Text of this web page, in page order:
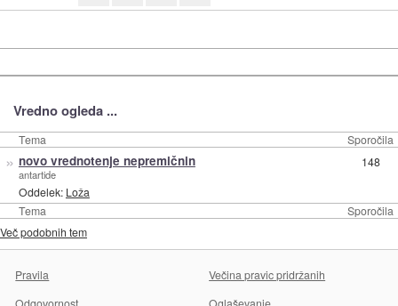
Vredno ogleda ...
Tema Sporočila
Tema Sporočila
» novo vrednotenje nepremičnin
antartide
Oddelek: Loža
148
Več podobnih tem
Pravila
Večina pravic pridržanih